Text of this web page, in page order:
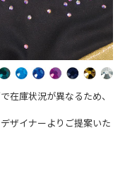
在庫状況が異なるため、
ザイナーよりご提案いた